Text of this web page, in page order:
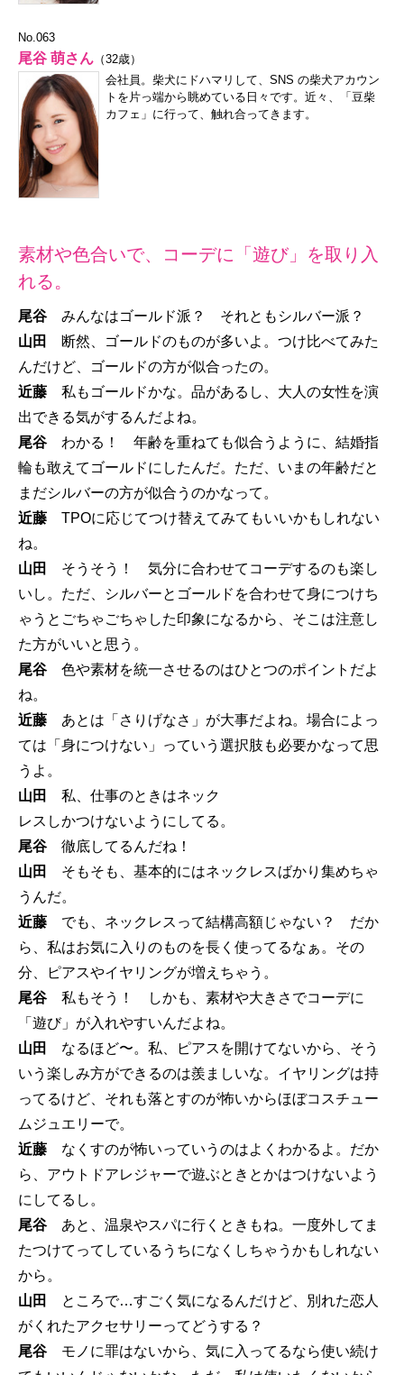
No.063
尾谷 萌さん （32歳）
会社員。柴犬にドハマリして、SNS の柴犬アカウン
トを片っ端から眺めている日々です。近々、「豆柴
カフェ」に行って、触れ合ってきます。
素材や色合いで、コーデに「遊び」を取り入
れる。
尾谷 みんなはゴールド派？ それともシルバー派？
山田
断然、ゴールドのものが多いよ。つけ比べてみた
んだけど、ゴールドの方が似合ったの。
近藤 私もゴールドかな。品があるし、大人の女性を演
出できる気がするんだよね。
尾谷 わかる！ 年齢を重ねても似合うように、結婚指
輪も敢えてゴールドにしたんだ。ただ、いまの年齢だと
まだシルバーの方が似合うのかなって。
近藤 TPOに応じてつけ替えてみてもいいかもしれない
ね。
山田 そうそう！ 気分に合わせてコーデするのも楽し
いし。ただ、シルバーとゴールドを合わせて身につけち
ゃうとごちゃごちゃした印象になるから、そこは注意し
た方がいいと思う。
尾谷 色や素材を統一させるのはひとつのポイントだよ
ね。
近藤 あとは「さりげなさ」が大事だよね。場合によっ
ては「身につけない」っていう選択肢も必要かなって思
うよ。
山田 私、仕事のときはネック
レスしかつけないようにしてる。
尾谷 徹底してるんだね！
山田 そもそも、基本的にはネックレスばかり集めちゃ
うんだ。
近藤 でも、ネックレスって結構高額じゃない？ だか
ら、私はお気に入りのものを長く使ってるなぁ。その
分、ピアスやイヤリングが増えちゃう。
尾谷 私もそう！ しかも、素材や大きさでコーデに
「遊び」が入れやすいんだよね。
山田 なるほど〜。私、ピアスを開けてないから、そう
いう楽しみ方ができるのは羨ましいな。イヤリングは持
ってるけど、それも落とすのが怖いからほぼコスチュー
ムジュエリーで。
近藤 なくすのが怖いっていうのはよくわかるよ。だか
ら、アウトドアレジャーで遊ぶときとかはつけないよう
にしてるし。
尾谷 あと、温泉やスパに行くときもね。一度外してま
たつけてってしているうちになくしちゃうかもしれない
から。
山田
ところで…すごく気になるんだけど、別れた恋人
がくれたアクセサリーってどうする？
尾谷 モノに罪はないから、気に入ってるなら使い続け